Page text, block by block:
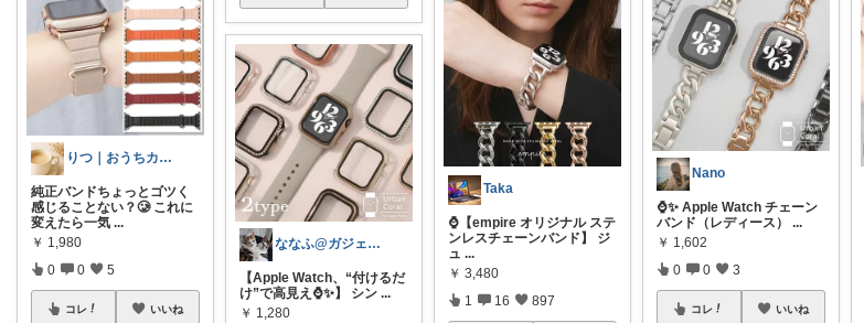
りつ｜おうちカフェ＆家飲み
純正バンドちょっとゴツく
感じることない？🥲 これに
変えたら一気 ...
￥ 1,980
0 0 5
コレ いいね
ななふ@ガジェためROOM
【Apple Watch、“付けるだ
け”で高見え⌚️✨】 シン ...
￥ 1,280
Taka
⌚【empire オリジナル ステ
ンレスチェーンバンド】 ジ
ュ ...
￥ 3,480
1 16 897
Nano
⌚✨ Apple Watch チェーン
バンド（レディース）...
￥ 1,602
0 0 3
コレ いいね